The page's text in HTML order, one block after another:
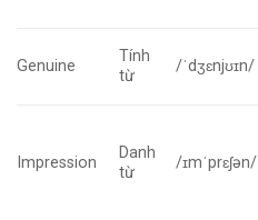
Genuine
Tính
từ
/ˈdʒɛnjʊɪn/
Impression
Danh
từ
/ɪmˈprɛʃən/